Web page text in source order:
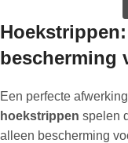
bescherming
Een perfecte
hoekstrippen spelen
alleen bescherming